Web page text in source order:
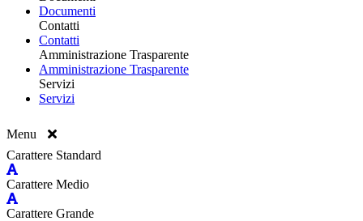
Documenti
Contatti
Contatti
Amministrazione Trasparente
Amministrazione Trasparente
Servizi
Servizi
Menu
Carattere Standard
Carattere Medio
Carattere Grande